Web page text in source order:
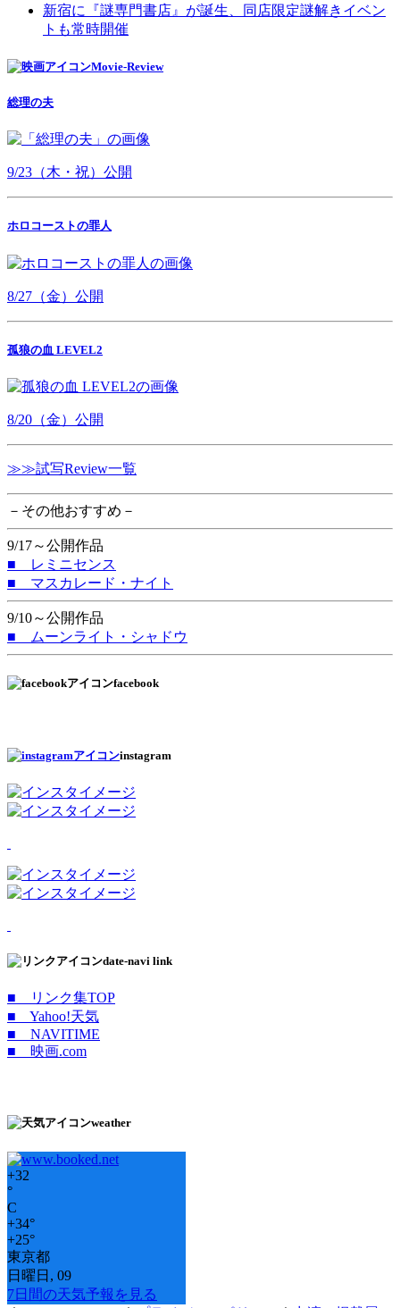
新宿に『謎専門書店』が誕生、同店限定謎解きイベン
トも常時開催
Movie-Review
総理の夫
9/23（木・祝）公開
ホロコーストの罪人
8/27（金）公開
孤狼の血 LEVEL2
8/20（金）公開
≫≫試写Review一覧
－その他おすすめ－
9/17～公開作品
■ レミニセンス
■ マスカレード・ナイト
9/10～公開作品
■ ムーンライト・シャドウ
facebook
instagram
date-navi link
■ リンク集TOP
■ Yahoo!天気
■ NAVITIME
■ 映画.com
weather
+32
°
C
+34°
+25°
東京都
日曜日, 09
7日間の天気予報を見る